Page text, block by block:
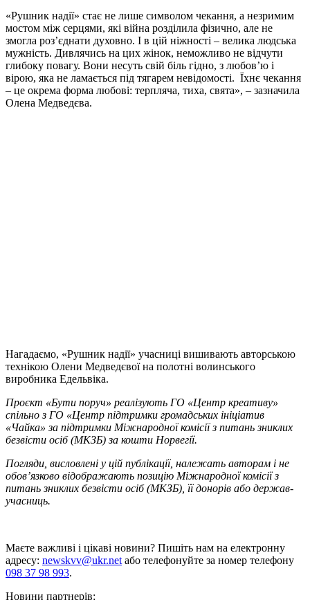
«Рушник надії» стає не лише символом чекання, а незримим
мостом між серцями, які війна розділила фізично, але не
змогла роз’єднати духовно. І в цій ніжності – велика людська
мужність. Дивлячись на цих жінок, неможливо не відчути
глибоку повагу. Вони несуть свій біль гідно, з любов’ю і
вірою, яка не ламається під тягарем невідомості. Їхнє чекання
– це окрема форма любові: терпляча, тиха, свята», – зазначила
Олена Медведєва.
Нагадаємо, «Рушник надії» учасниці вишивають авторською
технікою Олени Медведєвої на полотні волинського
виробника Едельвіка.
Проєкт «Бути поруч» реалізують ГО «Центр креативу»
спільно з ГО «Центр підтримки громадських ініціатив
«Чайка» за підтримки Міжнародної комісії з питань зниклих
безвісти осіб (МКЗБ) за кошти Норвегії.
Погляди, висловлені у цій публікації, належать авторам і не
обов’язково відображають позицію Міжнародної комісії з
питань зниклих безвісти осіб (МКЗБ), її донорів або держав-
учасниць.
Маєте важливі і цікаві новини? Пишіть нам на електронну
адресу: newskvv@ukr.netабо телефонуйте за номер телефону
098 37 98 993.
Новини партнерів: